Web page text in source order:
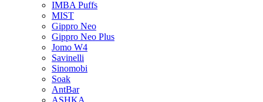
IMBA Puffs
MIST
Gippro Neo
Gippro Neo Plus
Jomo W4
Savinelli
Sinomobi
Soak
AntBar
ASHKA